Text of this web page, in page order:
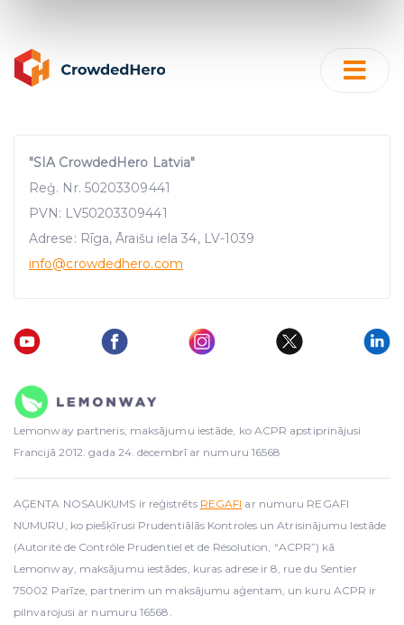
and set your preferences in the
We use cookies to provide website functionality, analyse
"SIA CrowdedHero Latvia"
Reģ. Nr. 50203309441
PVN: LV50203309441
Adrese: Rīga, Āraišu iela 34, LV-1039
info@crowdedhero.com
Lemonway partneris, maksājumu iestāde, ko ACPR apstiprinājusi
Francijā 2012. gada 24. decembrī ar numuru 16568
AĢENTA NOSAUKUMS ir reģistrēts REGAFI ar numuru REGAFI
NUMURU, ko piešķīrusi Prudentiālās Kontroles un Atrisinājumu Iestāde
(Autorité de Contrôle Prudentiel et de Résolution, “ACPR”) kā
Lemonway, maksājumu iestādes, kuras adrese ir 8, rue du Sentier
75002 Parīze, partnerim un maksājumu aģentam, un kuru ACPR ir
pilnvarojusi ar numuru 16568.